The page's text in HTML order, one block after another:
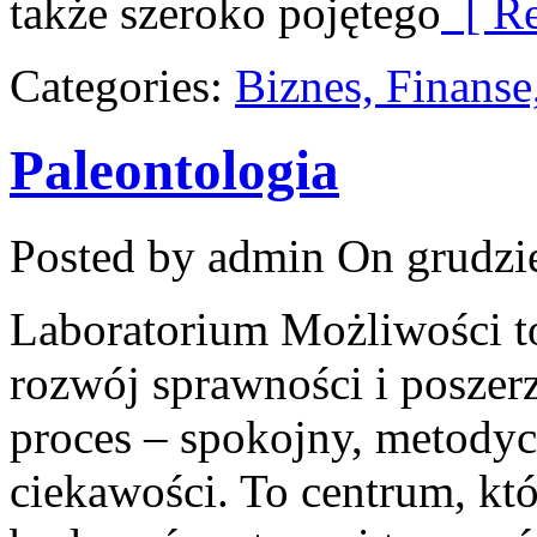
także szeroko pojętego [
Categories: Biznes,
Paleontologia
Posted by admin On
Laboratorium Możliwości
rozwój sprawności i
proces – spokojny,
ciekawości. To centrum,